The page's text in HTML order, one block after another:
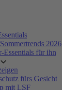
2026
Essentials für ihn
fürs Gesicht
mit LSF